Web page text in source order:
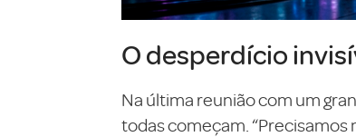
O desperdício
Na última reunião com um
todas começam. “Precisamos